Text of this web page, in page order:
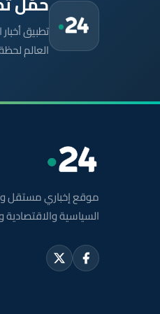
العالم
موقع إخباري مستقل
السياسية والاقتصادية